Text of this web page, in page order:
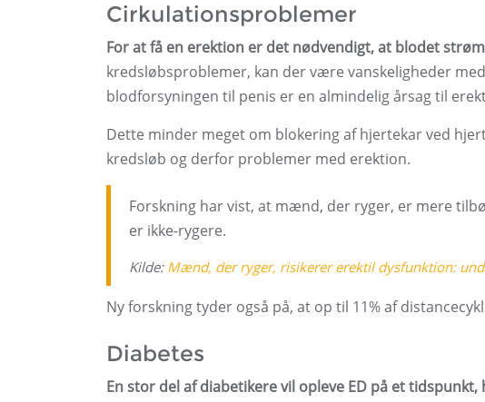
Cirkulationsproblemer
For at få en erektion er det nødvendigt, at blodet
kredsløbsproblemer, kan der være vanskeligheder
blodforsyningen til penis er en almindelig årsag til
Dette minder meget om blokering af hjertekar ved
kredsløb og derfor problemer med erektion.
Forskning har vist, at mænd, der ryger, er mere
er ikke-rygere.
Kilde: Mænd, der ryger, risikerer erektil dysfunktion:
Ny forskning tyder også på, at op til 11% af
Diabetes
En stor del af diabetikere vil opleve ED på et